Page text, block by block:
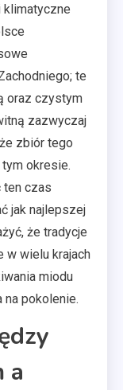
klimatyczne
te
oraz czystym
zazwyczaj
zbiór tego
okresie.
czas
jak najlepszej
że tradycje
wielu krajach
miodu
pokolenie.
a